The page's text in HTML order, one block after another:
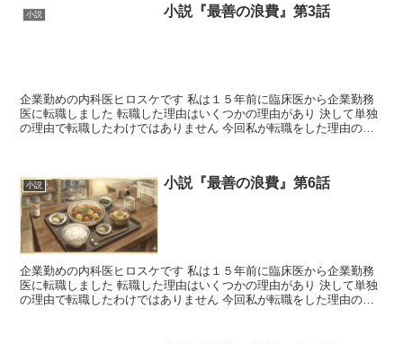
小説 小説『最善の浪費』第3話
企業勤めの内科医ヒロスケです 私は１５年前に臨床医から企業勤務
医に転職しました 転職した理由はいくつかの理由があり 決して単独
の理由で転職したわけではありません 今回私が転職をした理由のい
小説 小説『最善の浪費』第6話
企業勤めの内科医ヒロスケです 私は１５年前に臨床医から企業勤務
医に転職しました 転職した理由はいくつかの理由があり 決して単独
の理由で転職したわけではありません 今回私が転職をした理由のい